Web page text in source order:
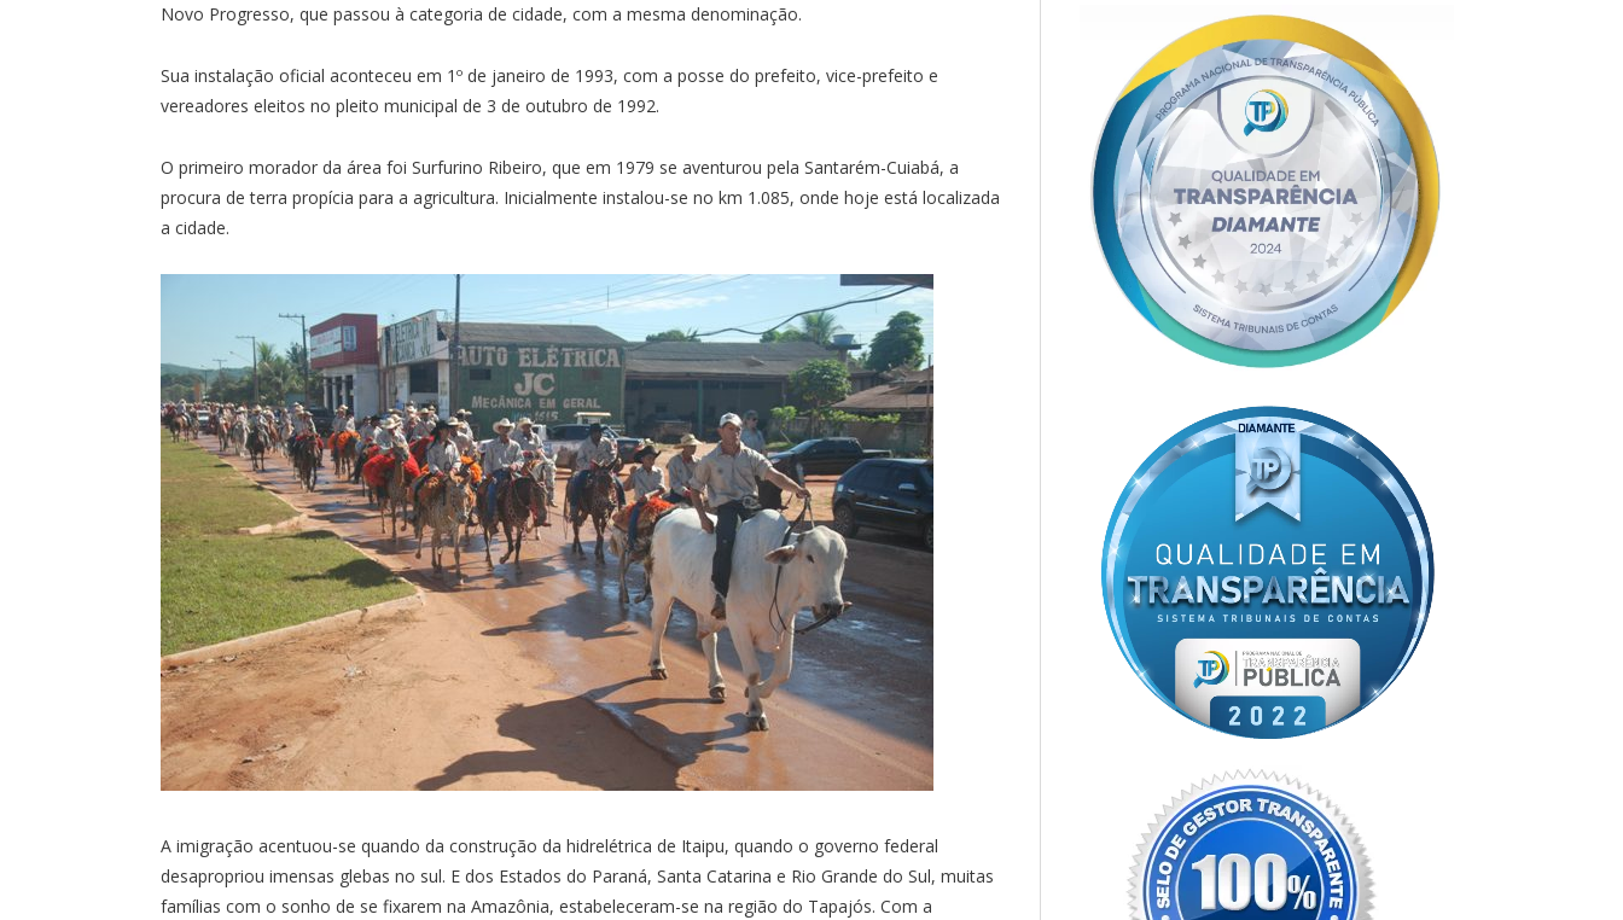
Novo Progresso, que passou à categoria de cidade, com a mesma denominação.
Sua instalação oficial aconteceu em 1º de janeiro de 1993, com a posse do prefeito, vice-prefeito e
vereadores eleitos no pleito municipal de 3 de outubro de 1992.
O primeiro morador da área foi Surfurino Ribeiro, que em 1979 se aventurou pela Santarém-Cuiabá, a
procura de terra propícia para a agricultura. Inicialmente instalou-se no km 1.085, onde hoje está localizada
a cidade.
A imigração acentuou-se quando da construção da hidrelétrica de Itaipu, quando o governo federal
desapropriou imensas glebas no sul. E dos Estados do Paraná, Santa Catarina e Rio Grande do Sul, muitas
famílias com o sonho de se fixarem na Amazônia, estabeleceram-se na região do Tapajós. Com a